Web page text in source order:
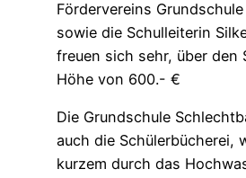
Fördervereins
sowie die Schulleiterin
freuen sich sehr, über den
Höhe von 600.- €
Die Grundschule
auch die Schülerbücherei,
kurzem durch das